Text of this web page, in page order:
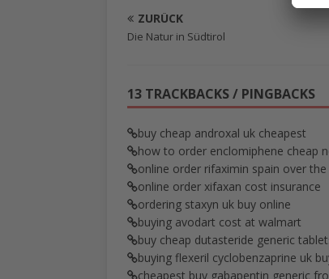
ZURÜCK
Die Natur in Südtirol
13 TRACKBACKS / PINGBACKS
buy cheap androxal uk cheapest
how to order enclomiphene cheap
online order rifaximin spain over
online order xifaxan cost insurance
ordering staxyn uk buy online
buying avodart cost at walmart
buy cheap dutasteride generic
buying flexeril cyclobenzaprine uk
cheapest buy gabapentin generic